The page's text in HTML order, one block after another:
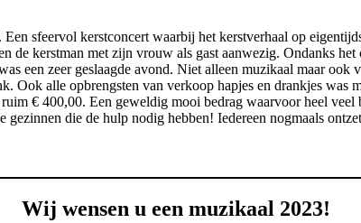
sfeervol kerstconcert waarbij het kerstverhaal op
de kerstman met zijn vrouw als gast aanwezig. Ondanks
een zeer geslaagde avond. Niet alleen muzikaal maar
Ook alle opbrengsten van verkoop hapjes en drankjes
€ 400,00. Een geweldig mooi bedrag waarvoor heel
die de hulp nodig hebben! Iedereen nogmaals
Wij wensen u een muzikaal 2023!